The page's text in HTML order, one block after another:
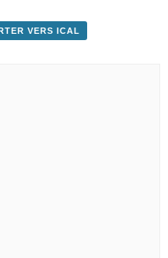
VERS ICAL